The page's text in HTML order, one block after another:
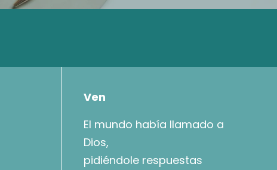
Ven
El mundo había llamado a
Dios,
pidiéndole respuestas